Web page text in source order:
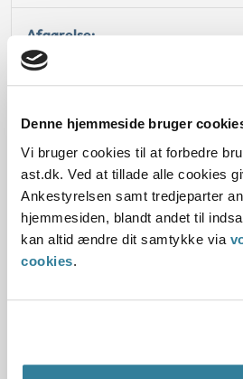
Denne hjemmeside bruger
Vi bruger cookies til at forbedre
ast.dk. Ved at tillade alle cookies
Ankestyrelsen samt tredjeparter
hjemmesiden, blandt andet til
kan altid ændre dit samtykke via
cookies.
Afgørelse:
04.06.2003
Offentliggørelsesdato
11.07.2013
Paragraf
§ 2 § 40 § 1 § 2a